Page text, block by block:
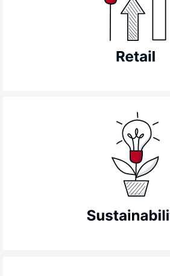
comportamenti di acquisto,
esperienza fisica e digitale.
negozio, al visual
marketing del punto
La sostenibilità
dimensioni ambientale,
Corporate Social
Equity and Inclusion;
Interculturale;